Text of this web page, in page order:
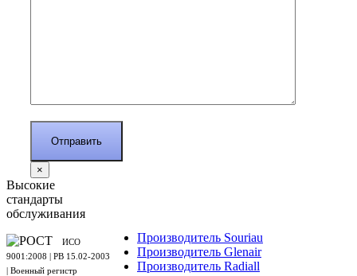
×
Производитель Souriau
Производитель Glenair
Производитель Radiall
Высокие
стандарты
обслуживания
ИСО
9001:2008 | PB 15.02-2003
| Военный регистр